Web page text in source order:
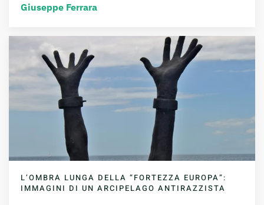
Giuseppe Ferrara
L’OMBRA LUNGA DELLA “FORTEZZA EUROPA”:
IMMAGINI DI UN ARCIPELAGO ANTIRAZZISTA